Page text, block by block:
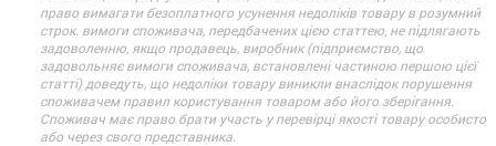
право вимагати безоплатного усунення недоліків товару в розумний
строк. вимоги споживача, передбачених цією статтею, не підлягають
задоволенню, якщо продавець, виробник (підприємство, що
задовольняє вимоги споживача, встановлені частиною першою цієї
статті) доведуть, що недоліки товару виникли внаслідок порушення
споживачем правил користування товаром або його зберігання.
Споживач має право брати участь у перевірці якості товару особисто
або через свого представника.